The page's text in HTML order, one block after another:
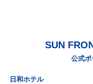
SUN
公式ポ
日和ホテル